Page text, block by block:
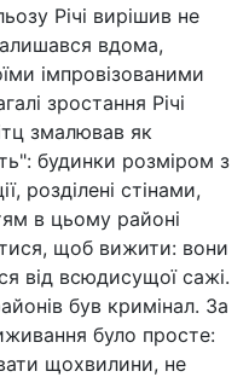
Річі вирішив не
вдома,
імпровізованими
зростання Річі
змалював як
будинки розміром з
розділені стінами,
в цьому районі
щоб вижити: вони
від всюдисущої сажі.
був кримінал. За
було просте:
щохвилини, не